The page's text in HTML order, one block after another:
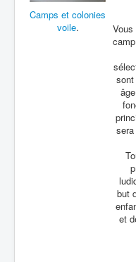
but
et
Camps et colonies
voile.